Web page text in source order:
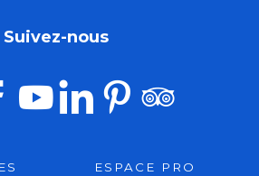
Suivez-nous
ESPACE PRO